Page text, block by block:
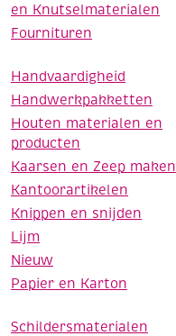
en Knutselmaterialen
Fournituren
Handvaardigheid
Handwerkpakketten
Houten materialen en
producten
Kaarsen en Zeep maken
Kantoorartikelen
Knippen en snijden
Lijm
Nieuw
Papier en Karton
Schildersmaterialen